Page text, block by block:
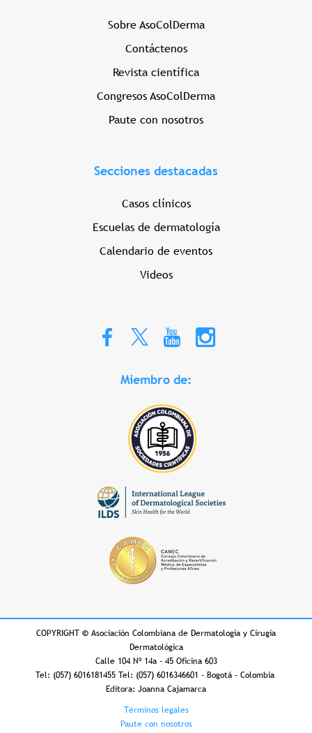
Sobre AsoColDerma
Contáctenos
Revista científica
Congresos AsoColDerma
Paute con nosotros
Secciones destacadas
Casos clínicos
Escuelas de dermatología
Calendario de eventos
Videos
Miembro de:
COPYRIGHT © Asociación Colombiana de Dermatología y Cirugía
Dermatológica
Calle 104 Nº 14a - 45 Oficina 603
Tel: (057) 6016181455 Tel: (057) 6016346601 - Bogotá - Colombia
Editora: Joanna Cajamarca
Términos legales
Paute con nosotros